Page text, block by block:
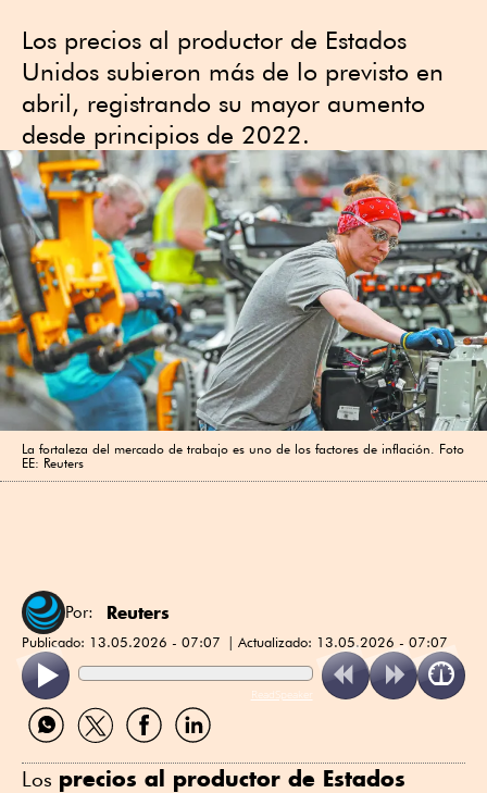
Los precios ⁠al productor de Estados
Unidos subieron más de lo previsto en
abril, registrando su ⁠mayor aumento
desde principios de 2022.
La fortaleza del mercado de trabajo es uno de los factores de inflación. Foto
EE: Reuters
Por: Reuters
Publicado: 13.05.2026 - 07:07 Actualizado: 13.05.2026 - 07:07
ReadSpeaker
Compartir
por
Compartir
por
Compartir
por
Compartir
por
Los precios ⁠al productor de Estados